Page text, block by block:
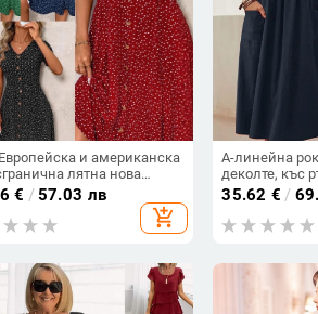
и американска
лятна нова
дамска рокля на точки,
V-образно деколте,
с къс ръкав на точки
€ /57.03 лв
add_shopping_cart
A-линейна
деколте, къс
дължина,
литературно
35.62 € /